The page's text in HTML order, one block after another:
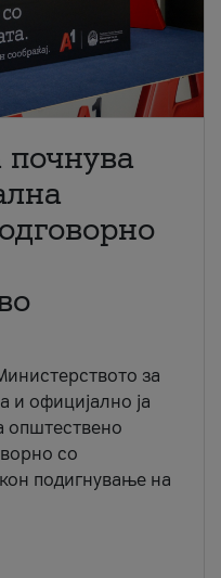
за
и официјално ја
општествено
со
подигнување на